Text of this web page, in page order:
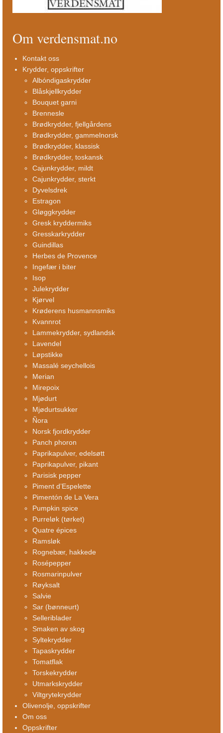
Om verdensmat.no
Kontakt oss
Krydder, oppskrifter
Albóndigaskrydder
Blåskjellkrydder
Bouquet garni
Brennesle
Brødkrydder, fjellgårdens
Brødkrydder, gammelnorsk
Brødkrydder, klassisk
Brødkrydder, toskansk
Cajunkrydder, mildt
Cajunkrydder, sterkt
Dyvelsdrek
Estragon
Gløggkrydder
Gresk kryddermiks
Gresskarkrydder
Guindillas
Herbes de Provence
Ingefær i biter
Isop
Julekrydder
Kjørvel
Krøderens husmannsmiks
Kvannrot
Lammekrydder, sydlandsk
Lavendel
Løpstikke
Massalé seychellois
Merian
Mirepoix
Mjødurt
Mjødurtsukker
Ñora
Norsk fjordkrydder
Panch phoron
Paprikapulver, edelsøtt
Paprikapulver, pikant
Parisisk pepper
Piment d’Espelette
Pimentón de La Vera
Pumpkin spice
Purreløk (tørket)
Quatre épices
Ramsløk
Rognebær, hakkede
Rosépepper
Rosmarinpulver
Røyksalt
Salvie
Sar (bønneurt)
Selleriblader
Smaken av skog
Syltekrydder
Tapaskrydder
Tomatflak
Torskekrydder
Utmarkskrydder
Viltgrytekrydder
Olivenolje, oppskrifter
Om oss
Oppskrifter